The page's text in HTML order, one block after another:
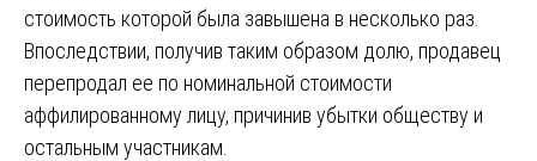
стоимость которой была завышена в несколько раз.
Впоследствии, получив таким образом долю, продавец
перепродал ее по номинальной стоимости
аффилированному лицу, причинив убытки обществу и
остальным участникам.